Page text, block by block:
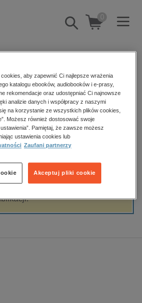
Pokaż/schowaj
wyszukiwarkę
0
wnętrz
gospodarka
technologie, informatyka
informacyjne
Żebrak
Filtrowanie
aby zapewnić Ci najlepsze wrażenia
katalogu ebooków, audiobooków i e-prasy,
rekomendacje oraz udostępniać Ci najnowsze
analizie danych i współpracy z naszymi
na korzystanie ze wszystkich plików cookies,
Możesz również dostosować swoje
Pamiętaj, że zawsze możesz
ustawienia cookies lub
Zaufani partnerzy
Akceptuj pliki cookie